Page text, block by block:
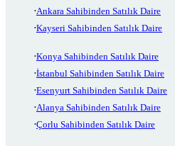
Ankara Sahibinden Satılık Daire
Kayseri Sahibinden Satılık Daire
Konya Sahibinden Satılık Daire
İstanbul Sahibinden Satılık Daire
Esenyurt Sahibinden Satılık Daire
Alanya Sahibinden Satılık Daire
Çorlu Sahibinden Satılık Daire